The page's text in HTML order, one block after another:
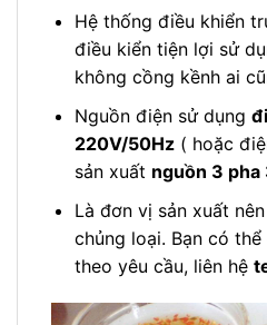
Hệ thống điều khiển
điều kiển tiện lợi sử
không cồng kềnh ai
Nguồn điện sử dụng
220V/50Hz( hoặc
sản xuất nguồn 3
Là đơn vị sản xuất
chủng loại. Bạn có
theo yêu cầu, liên hệ